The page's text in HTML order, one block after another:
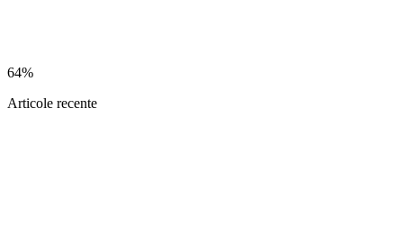
64%
Articole recente